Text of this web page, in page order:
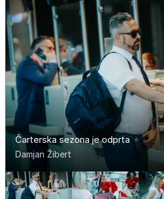
Čarterska sezona je odprta
Damjan Žibert
Čarterska sezona je odprta
Damjan Žibert
Čarterska sezona je odprta
Damjan Žibert
Čarterska sezona je odprta
Damjan Žibert
Čarterska sezona je odprta
Damjan Žibert
Čarterska sezona je odprta
Damjan Žibert
Čarterska sezona je odprta
Damjan Žibert
Čarterska sezona je odprta
Damjan Žibert
Čarterska sezona je odprta
Damjan Žibert